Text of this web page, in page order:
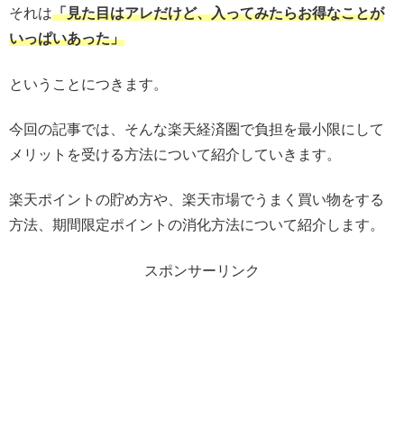
それは「見た目はアレだけど、入ってみたらお得なことが
いっぱいあった」
ということにつきます。
今回の記事では、そんな楽天経済圏で負担を最小限にして
メリットを受ける方法について紹介していきます。
楽天ポイントの貯め方や、楽天市場でうまく買い物をする
方法、期間限定ポイントの消化方法について紹介します。
スポンサーリンク